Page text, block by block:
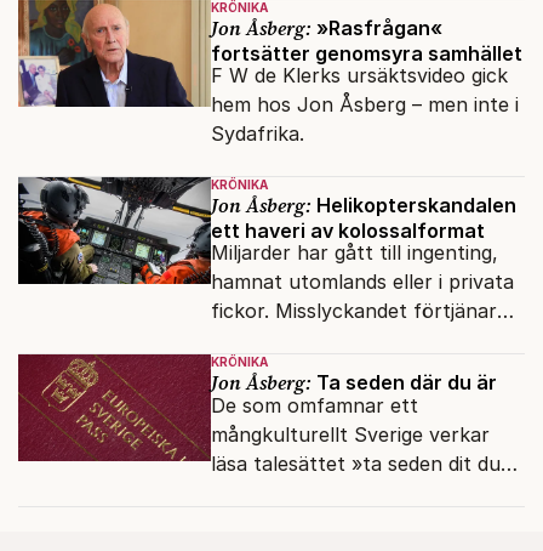
KRÖNIKA
Jon Åsberg: »Rasfrågan«
fortsätter genomsyra samhället
F W de Klerks ursäktsvideo gick
hem hos Jon Åsberg – men inte i
Sydafrika.
KRÖNIKA
Jon Åsberg: Helikopterskandalen
ett haveri av kolossalformat
Miljarder har gått till ingenting,
hamnat utomlands eller i privata
fickor. Misslyckandet förtjänar
KRÖNIKA
Jon Åsberg: Ta seden där du är
De som omfamnar ett
mångkulturellt Sverige verkar
läsa talesättet »ta seden dit du